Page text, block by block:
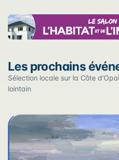
Cliquez sur un pin pour voir
en accueillent plusieurs sont
12
217
22
+
−
Les prochains
Sélection locale sur la Côte
lointain